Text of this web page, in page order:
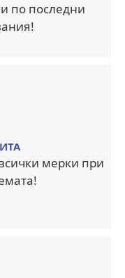
по последни
мерки при